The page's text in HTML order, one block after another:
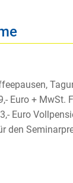
Euro + MwSt.
Euro
den